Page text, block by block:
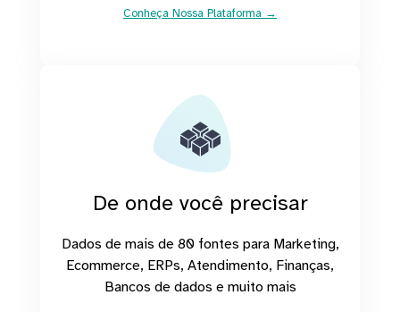
Conheça Nossa Plataforma →
De onde você precisar
Dados de mais de 80 fontes para Marketing,
Ecommerce, ERPs, Atendimento, Finanças,
Bancos de dados e muito mais